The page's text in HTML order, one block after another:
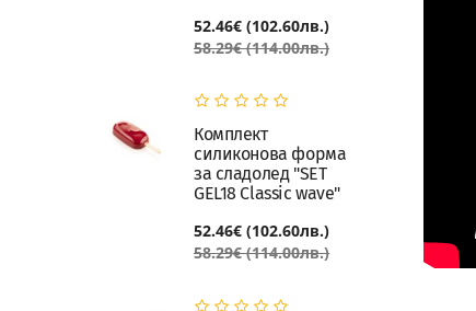
52.46€ (102.60лв.)
58.29€ (114.00лв.)
Комплект
силиконова форма
за сладолед "SET
GEL18 Classic wave"
52.46€ (102.60лв.)
58.29€ (114.00лв.)